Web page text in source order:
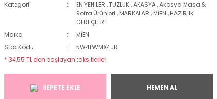
Kategori EN YENİLER ,TUZLUK,AKASYA,Akasya Masa &
Sofra Ürünleri ,MARKALAR ,MİEN ,HAZIRLIK
GEREÇLERİ
Marka
MİEN
Stok Kodu
NW4PWMX4JR
* 34,55 TL den başlayan taksitlerle!
SEPETE EKLE HEMEN AL